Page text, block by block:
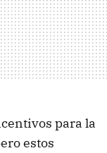
para la
estos